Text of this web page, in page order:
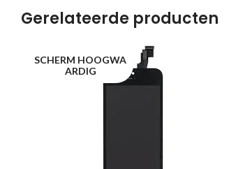
Gerelateerde producten
SCHERM HOOGWA
ARDIG